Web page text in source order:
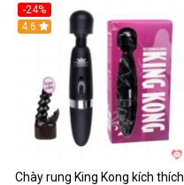
-24%
4.6
Chày rung King Kong kích thích